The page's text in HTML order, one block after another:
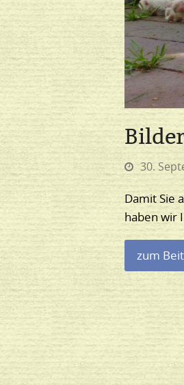
30.
Damit Sie
haben wir
zum